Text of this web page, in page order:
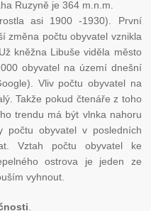
Ruzyně je 364 m.n.m.
asi 1900 -1930). První
změna počtu obyvatel vznikla
kněžna Libuše viděla město
obyvatel na území dnešní
Vliv počtu obyvatel na
Takže pokud čtenáře z toho
trendu má být vlnka nahoru
obyvatel v posledních
Vztah počtu obyvatel ke
ostrova je jeden ze
vyhnout.